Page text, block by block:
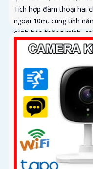
Tích hợp đàm thoại hai
ngoại 10m, cùng tính
cảnh báo thông minh,
mọi lúc, mọi nơi